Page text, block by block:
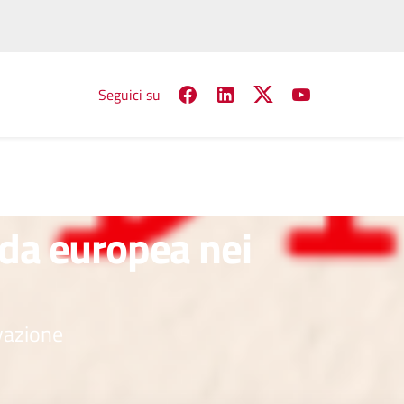
Seguici su
europea nei